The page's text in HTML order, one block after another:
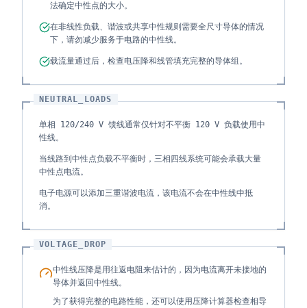
法确定中性点的大小。
在非线性负载、谐波或共享中性规则需要全尺寸导体的情况
下，请勿减少服务于电路的中性线。
载流量通过后，检查电压降和线管填充完整的导体组。
NEUTRAL_LOADS
单相 120/240 V 馈线通常仅针对不平衡 120 V 负载使用中
性线。
当线路到中性点负载不平衡时，三相四线系统可能会承载大量
中性点电流。
电子电源可以添加三重谐波电流，该电流不会在中性线中抵
消。
VOLTAGE_DROP
中性线压降是用往返电阻来估计的，因为电流离开未接地的
导体并返回中性线。
为了获得完整的电路性能，还可以使用压降计算器检查相导